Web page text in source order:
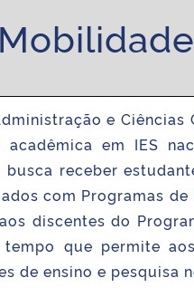
e Ciências
em IES
receber
com Programas
discentes do
que permite
de ensino e pesquisa